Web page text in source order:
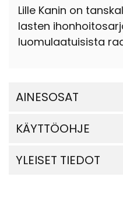
Lille Kanin on
lasten
luomulaatuisista
AINESOSAT
KÄYTTÖOHJE
YLEISET TIEDOT